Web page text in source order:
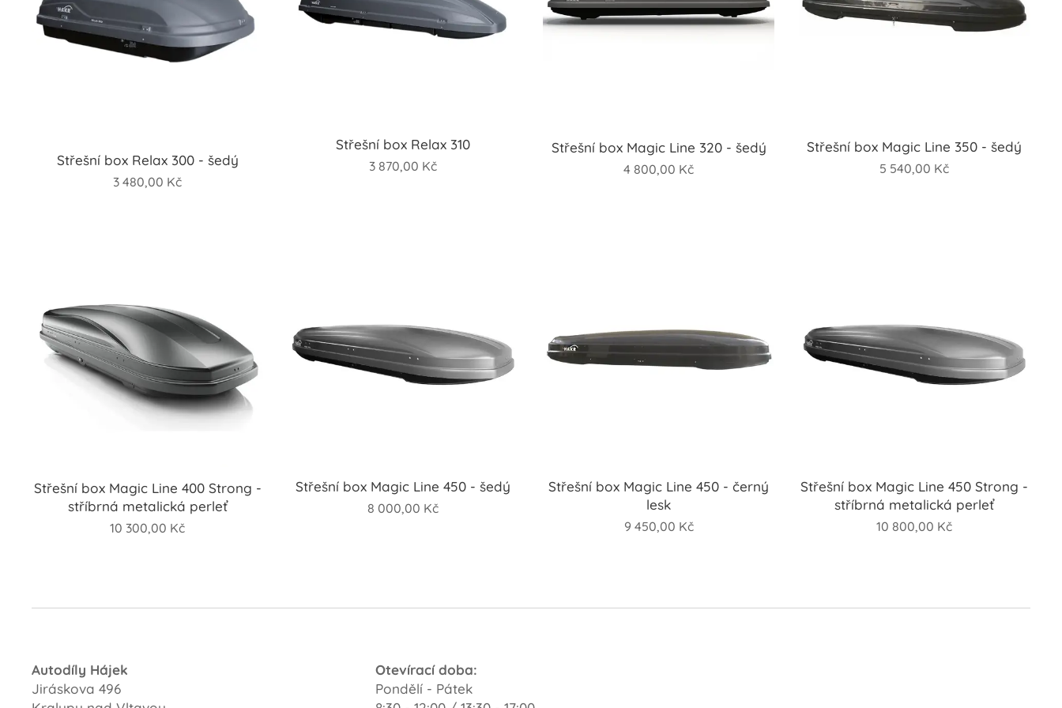
Střešní box Relax 300 - šedý
3 480,00 Kč
Střešní box Relax 310
3 870,00 Kč
Střešní box Magic Line 320 - šedý
4 800,00 Kč
Střešní box Magic Line 350 - šedý
5 540,00 Kč
Střešní box Magic Line 400 Strong -
stříbrná metalická perleť
10 300,00 Kč
Střešní box Magic Line 450 - šedý
8 000,00 Kč
Střešní box Magic Line 450 - černý
lesk
9 450,00 Kč
Střešní box Magic Line 450 Strong -
stříbrná metalická perleť
10 800,00 Kč
Autodíly Hájek
Jiráskova 496
Otevírací doba:
Pondělí - Pátek